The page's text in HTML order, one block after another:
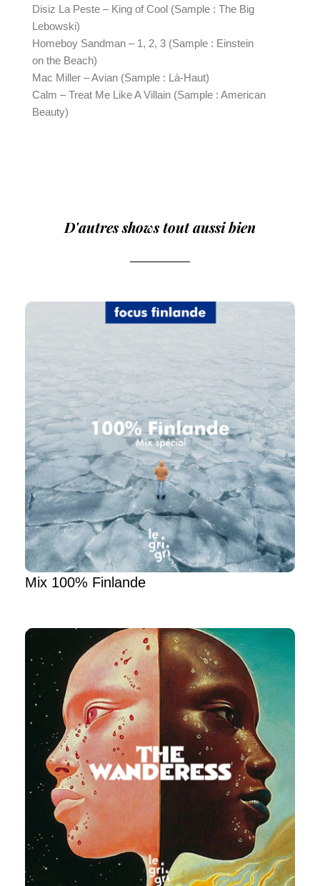
Disiz La Peste – King of Cool (Sample : The Big
Lebowski)
Homeboy Sandman – 1, 2, 3 (Sample : Einstein
on the Beach)
Mac Miller – Avian (Sample : Là-Haut)
Calm – Treat Me Like A Villain (Sample : American
Beauty)
D'autres shows tout aussi bien
Mix 100% Finlande